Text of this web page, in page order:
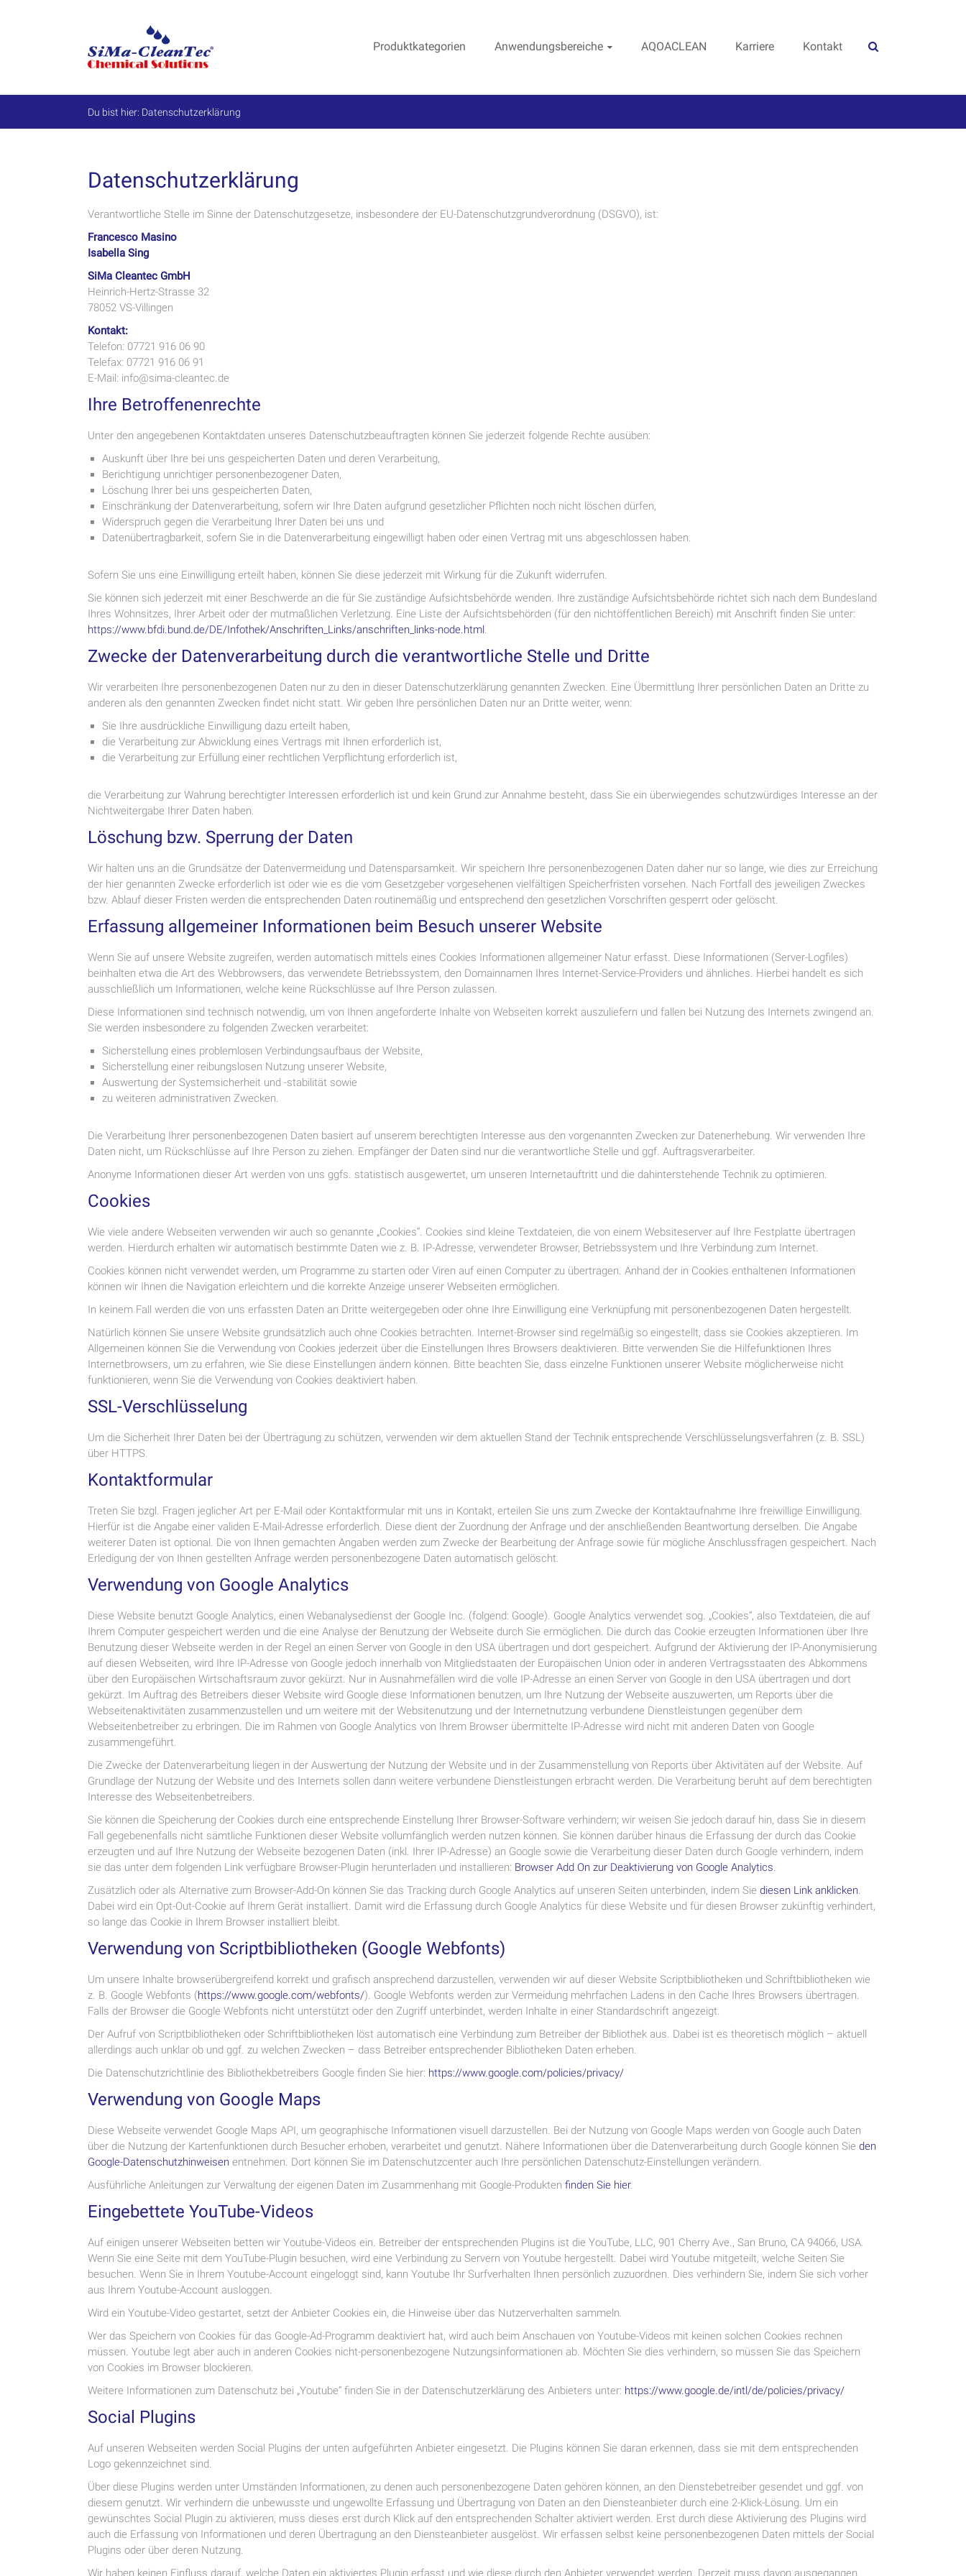
SiMa-
Cleantec
GmbH
Spezialprodukte
und
Werterhalt
Produktkategorien Anwendungsbereiche AQOACLEAN Karriere Kontakt
Du bist hier: Datenschutzerklärung
Datenschutzerklärung
Verantwortliche Stelle im Sinne der Datenschutzgesetze, insbesondere der EU-Datenschutzgrundverordnung (DSGVO), ist:
Francesco Masino
Isabella Sing
SiMa Cleantec GmbH
Heinrich-Hertz-Strasse 32
78052 VS-Villingen
Kontakt:
Telefon: 07721 916 06 90
Telefax: 07721 916 06 91
E-Mail: info@sima-cleantec.de
Ihre Betroffenenrechte
Unter den angegebenen Kontaktdaten unseres Datenschutzbeauftragten können Sie jederzeit folgende Rechte ausüben:
Auskunft über Ihre bei uns gespeicherten Daten und deren Verarbeitung,
Berichtigung unrichtiger personenbezogener Daten,
Löschung Ihrer bei uns gespeicherten Daten,
Einschränkung der Datenverarbeitung, sofern wir Ihre Daten aufgrund gesetzlicher Pflichten noch nicht löschen dürfen,
Widerspruch gegen die Verarbeitung Ihrer Daten bei uns und
Datenübertragbarkeit, sofern Sie in die Datenverarbeitung eingewilligt haben oder einen Vertrag mit uns abgeschlossen haben.
Sofern Sie uns eine Einwilligung erteilt haben, können Sie diese jederzeit mit Wirkung für die Zukunft widerrufen.
Sie können sich jederzeit mit einer Beschwerde an die für Sie zuständige Aufsichtsbehörde wenden. Ihre zuständige Aufsichtsbehörde richtet sich nach dem Bundesland
Ihres Wohnsitzes, Ihrer Arbeit oder der mutmaßlichen Verletzung. Eine Liste der Aufsichtsbehörden (für den nichtöffentlichen Bereich) mit Anschrift finden Sie unter:
https://www.bfdi.bund.de/DE/Infothek/Anschriften_Links/anschriften_links-node.html.
Zwecke der Datenverarbeitung durch die verantwortliche Stelle und Dritte
Wir verarbeiten Ihre personenbezogenen Daten nur zu den in dieser Datenschutzerklärung genannten Zwecken. Eine Übermittlung Ihrer persönlichen Daten an Dritte zu
anderen als den genannten Zwecken findet nicht statt. Wir geben Ihre persönlichen Daten nur an Dritte weiter, wenn:
Sie Ihre ausdrückliche Einwilligung dazu erteilt haben,
die Verarbeitung zur Abwicklung eines Vertrags mit Ihnen erforderlich ist,
die Verarbeitung zur Erfüllung einer rechtlichen Verpflichtung erforderlich ist,
die Verarbeitung zur Wahrung berechtigter Interessen erforderlich ist und kein Grund zur Annahme besteht, dass Sie ein überwiegendes schutzwürdiges Interesse an der
Nichtweitergabe Ihrer Daten haben.
Löschung bzw. Sperrung der Daten
Wir halten uns an die Grundsätze der Datenvermeidung und Datensparsamkeit. Wir speichern Ihre personenbezogenen Daten daher nur so lange, wie dies zur Erreichung
der hier genannten Zwecke erforderlich ist oder wie es die vom Gesetzgeber vorgesehenen vielfältigen Speicherfristen vorsehen. Nach Fortfall des jeweiligen Zweckes
bzw. Ablauf dieser Fristen werden die entsprechenden Daten routinemäßig und entsprechend den gesetzlichen Vorschriften gesperrt oder gelöscht.
Erfassung allgemeiner Informationen beim Besuch unserer Website
Wenn Sie auf unsere Website zugreifen, werden automatisch mittels eines Cookies Informationen allgemeiner Natur erfasst. Diese Informationen (Server-Logfiles)
beinhalten etwa die Art des Webbrowsers, das verwendete Betriebssystem, den Domainnamen Ihres Internet-Service-Providers und ähnliches. Hierbei handelt es sich
ausschließlich um Informationen, welche keine Rückschlüsse auf Ihre Person zulassen.
Diese Informationen sind technisch notwendig, um von Ihnen angeforderte Inhalte von Webseiten korrekt auszuliefern und fallen bei Nutzung des Internets zwingend an.
Sie werden insbesondere zu folgenden Zwecken verarbeitet:
Sicherstellung eines problemlosen Verbindungsaufbaus der Website,
Sicherstellung einer reibungslosen Nutzung unserer Website,
Auswertung der Systemsicherheit und -stabilität sowie
zu weiteren administrativen Zwecken.
Die Verarbeitung Ihrer personenbezogenen Daten basiert auf unserem berechtigten Interesse aus den vorgenannten Zwecken zur Datenerhebung. Wir verwenden Ihre
Daten nicht, um Rückschlüsse auf Ihre Person zu ziehen. Empfänger der Daten sind nur die verantwortliche Stelle und ggf. Auftragsverarbeiter.
Anonyme Informationen dieser Art werden von uns ggfs. statistisch ausgewertet, um unseren Internetauftritt und die dahinterstehende Technik zu optimieren.
Cookies
Wie viele andere Webseiten verwenden wir auch so genannte „Cookies“. Cookies sind kleine Textdateien, die von einem Websiteserver auf Ihre Festplatte übertragen
werden. Hierdurch erhalten wir automatisch bestimmte Daten wie z. B. IP-Adresse, verwendeter Browser, Betriebssystem und Ihre Verbindung zum Internet.
Cookies können nicht verwendet werden, um Programme zu starten oder Viren auf einen Computer zu übertragen. Anhand der in Cookies enthaltenen Informationen
können wir Ihnen die Navigation erleichtern und die korrekte Anzeige unserer Webseiten ermöglichen.
In keinem Fall werden die von uns erfassten Daten an Dritte weitergegeben oder ohne Ihre Einwilligung eine Verknüpfung mit personenbezogenen Daten hergestellt.
Natürlich können Sie unsere Website grundsätzlich auch ohne Cookies betrachten. Internet-Browser sind regelmäßig so eingestellt, dass sie Cookies akzeptieren. Im
Allgemeinen können Sie die Verwendung von Cookies jederzeit über die Einstellungen Ihres Browsers deaktivieren. Bitte verwenden Sie die Hilfefunktionen Ihres
Internetbrowsers, um zu erfahren, wie Sie diese Einstellungen ändern können. Bitte beachten Sie, dass einzelne Funktionen unserer Website möglicherweise nicht
funktionieren, wenn Sie die Verwendung von Cookies deaktiviert haben.
SSL-Verschlüsselung
Um die Sicherheit Ihrer Daten bei der Übertragung zu schützen, verwenden wir dem aktuellen Stand der Technik entsprechende Verschlüsselungsverfahren (z. B. SSL)
über HTTPS.
Kontaktformular
Treten Sie bzgl. Fragen jeglicher Art per E-Mail oder Kontaktformular mit uns in Kontakt, erteilen Sie uns zum Zwecke der Kontaktaufnahme Ihre freiwillige Einwilligung.
Hierfür ist die Angabe einer validen E-Mail-Adresse erforderlich. Diese dient der Zuordnung der Anfrage und der anschließenden Beantwortung derselben. Die Angabe
weiterer Daten ist optional. Die von Ihnen gemachten Angaben werden zum Zwecke der Bearbeitung der Anfrage sowie für mögliche Anschlussfragen gespeichert. Nach
Erledigung der von Ihnen gestellten Anfrage werden personenbezogene Daten automatisch gelöscht.
Verwendung von Google Analytics
Diese Website benutzt Google Analytics, einen Webanalysedienst der Google Inc. (folgend: Google). Google Analytics verwendet sog. „Cookies“, also Textdateien, die auf
Ihrem Computer gespeichert werden und die eine Analyse der Benutzung der Webseite durch Sie ermöglichen. Die durch das Cookie erzeugten Informationen über Ihre
Benutzung dieser Webseite werden in der Regel an einen Server von Google in den USA übertragen und dort gespeichert. Aufgrund der Aktivierung der IP-Anonymisierung
auf diesen Webseiten, wird Ihre IP-Adresse von Google jedoch innerhalb von Mitgliedstaaten der Europäischen Union oder in anderen Vertragsstaaten des Abkommens
über den Europäischen Wirtschaftsraum zuvor gekürzt. Nur in Ausnahmefällen wird die volle IP-Adresse an einen Server von Google in den USA übertragen und dort
gekürzt. Im Auftrag des Betreibers dieser Website wird Google diese Informationen benutzen, um Ihre Nutzung der Webseite auszuwerten, um Reports über die
Webseitenaktivitäten zusammenzustellen und um weitere mit der Websitenutzung und der Internetnutzung verbundene Dienstleistungen gegenüber dem
Webseitenbetreiber zu erbringen. Die im Rahmen von Google Analytics von Ihrem Browser übermittelte IP-Adresse wird nicht mit anderen Daten von Google
zusammengeführt.
Die Zwecke der Datenverarbeitung liegen in der Auswertung der Nutzung der Website und in der Zusammenstellung von Reports über Aktivitäten auf der Website. Auf
Grundlage der Nutzung der Website und des Internets sollen dann weitere verbundene Dienstleistungen erbracht werden. Die Verarbeitung beruht auf dem berechtigten
Interesse des Webseitenbetreibers.
Sie können die Speicherung der Cookies durch eine entsprechende Einstellung Ihrer Browser-Software verhindern; wir weisen Sie jedoch darauf hin, dass Sie in diesem
Fall gegebenenfalls nicht sämtliche Funktionen dieser Website vollumfänglich werden nutzen können. Sie können darüber hinaus die Erfassung der durch das Cookie
erzeugten und auf Ihre Nutzung der Webseite bezogenen Daten (inkl. Ihrer IP-Adresse) an Google sowie die Verarbeitung dieser Daten durch Google verhindern, indem
sie das unter dem folgenden Link verfügbare Browser-Plugin herunterladen und installieren: Browser Add On zur Deaktivierung von Google Analytics.
Zusätzlich oder als Alternative zum Browser-Add-On können Sie das Tracking durch Google Analytics auf unseren Seiten unterbinden, indem Sie diesen Link anklicken.
Dabei wird ein Opt-Out-Cookie auf Ihrem Gerät installiert. Damit wird die Erfassung durch Google Analytics für diese Website und für diesen Browser zukünftig verhindert,
so lange das Cookie in Ihrem Browser installiert bleibt.
Verwendung von Scriptbibliotheken (Google Webfonts)
Um unsere Inhalte browserübergreifend korrekt und grafisch ansprechend darzustellen, verwenden wir auf dieser Website Scriptbibliotheken und Schriftbibliotheken wie
z. B. Google Webfonts (https://www.google.com/webfonts/). Google Webfonts werden zur Vermeidung mehrfachen Ladens in den Cache Ihres Browsers übertragen.
Falls der Browser die Google Webfonts nicht unterstützt oder den Zugriff unterbindet, werden Inhalte in einer Standardschrift angezeigt.
Der Aufruf von Scriptbibliotheken oder Schriftbibliotheken löst automatisch eine Verbindung zum Betreiber der Bibliothek aus. Dabei ist es theoretisch möglich – aktuell
allerdings auch unklar ob und ggf. zu welchen Zwecken – dass Betreiber entsprechender Bibliotheken Daten erheben.
Die Datenschutzrichtlinie des Bibliothekbetreibers Google finden Sie hier: https://www.google.com/policies/privacy/
Verwendung von Google Maps
Diese Webseite verwendet Google Maps API, um geographische Informationen visuell darzustellen. Bei der Nutzung von Google Maps werden von Google auch Daten
über die Nutzung der Kartenfunktionen durch Besucher erhoben, verarbeitet und genutzt. Nähere Informationen über die Datenverarbeitung durch Google können Sie den
Google-Datenschutzhinweisen entnehmen. Dort können Sie im Datenschutzcenter auch Ihre persönlichen Datenschutz-Einstellungen verändern.
Ausführliche Anleitungen zur Verwaltung der eigenen Daten im Zusammenhang mit Google-Produkten finden Sie hier.
Eingebettete YouTube-Videos
Auf einigen unserer Webseiten betten wir Youtube-Videos ein. Betreiber der entsprechenden Plugins ist die YouTube, LLC, 901 Cherry Ave., San Bruno, CA 94066, USA.
Wenn Sie eine Seite mit dem YouTube-Plugin besuchen, wird eine Verbindung zu Servern von Youtube hergestellt. Dabei wird Youtube mitgeteilt, welche Seiten Sie
besuchen. Wenn Sie in Ihrem Youtube-Account eingeloggt sind, kann Youtube Ihr Surfverhalten Ihnen persönlich zuzuordnen. Dies verhindern Sie, indem Sie sich vorher
aus Ihrem Youtube-Account ausloggen.
Wird ein Youtube-Video gestartet, setzt der Anbieter Cookies ein, die Hinweise über das Nutzerverhalten sammeln.
Wer das Speichern von Cookies für das Google-Ad-Programm deaktiviert hat, wird auch beim Anschauen von Youtube-Videos mit keinen solchen Cookies rechnen
müssen. Youtube legt aber auch in anderen Cookies nicht-personenbezogene Nutzungsinformationen ab. Möchten Sie dies verhindern, so müssen Sie das Speichern
von Cookies im Browser blockieren.
Weitere Informationen zum Datenschutz bei „Youtube“ finden Sie in der Datenschutzerklärung des Anbieters unter: https://www.google.de/intl/de/policies/privacy/
Social Plugins
Auf unseren Webseiten werden Social Plugins der unten aufgeführten Anbieter eingesetzt. Die Plugins können Sie daran erkennen, dass sie mit dem entsprechenden
Logo gekennzeichnet sind.
Über diese Plugins werden unter Umständen Informationen, zu denen auch personenbezogene Daten gehören können, an den Dienstebetreiber gesendet und ggf. von
diesem genutzt. Wir verhindern die unbewusste und ungewollte Erfassung und Übertragung von Daten an den Diensteanbieter durch eine 2-Klick-Lösung. Um ein
gewünschtes Social Plugin zu aktivieren, muss dieses erst durch Klick auf den entsprechenden Schalter aktiviert werden. Erst durch diese Aktivierung des Plugins wird
auch die Erfassung von Informationen und deren Übertragung an den Diensteanbieter ausgelöst. Wir erfassen selbst keine personenbezogenen Daten mittels der Social
Plugins oder über deren Nutzung.
Wir haben keinen Einfluss darauf, welche Daten ein aktiviertes Plugin erfasst und wie diese durch den Anbieter verwendet werden. Derzeit muss davon ausgegangen